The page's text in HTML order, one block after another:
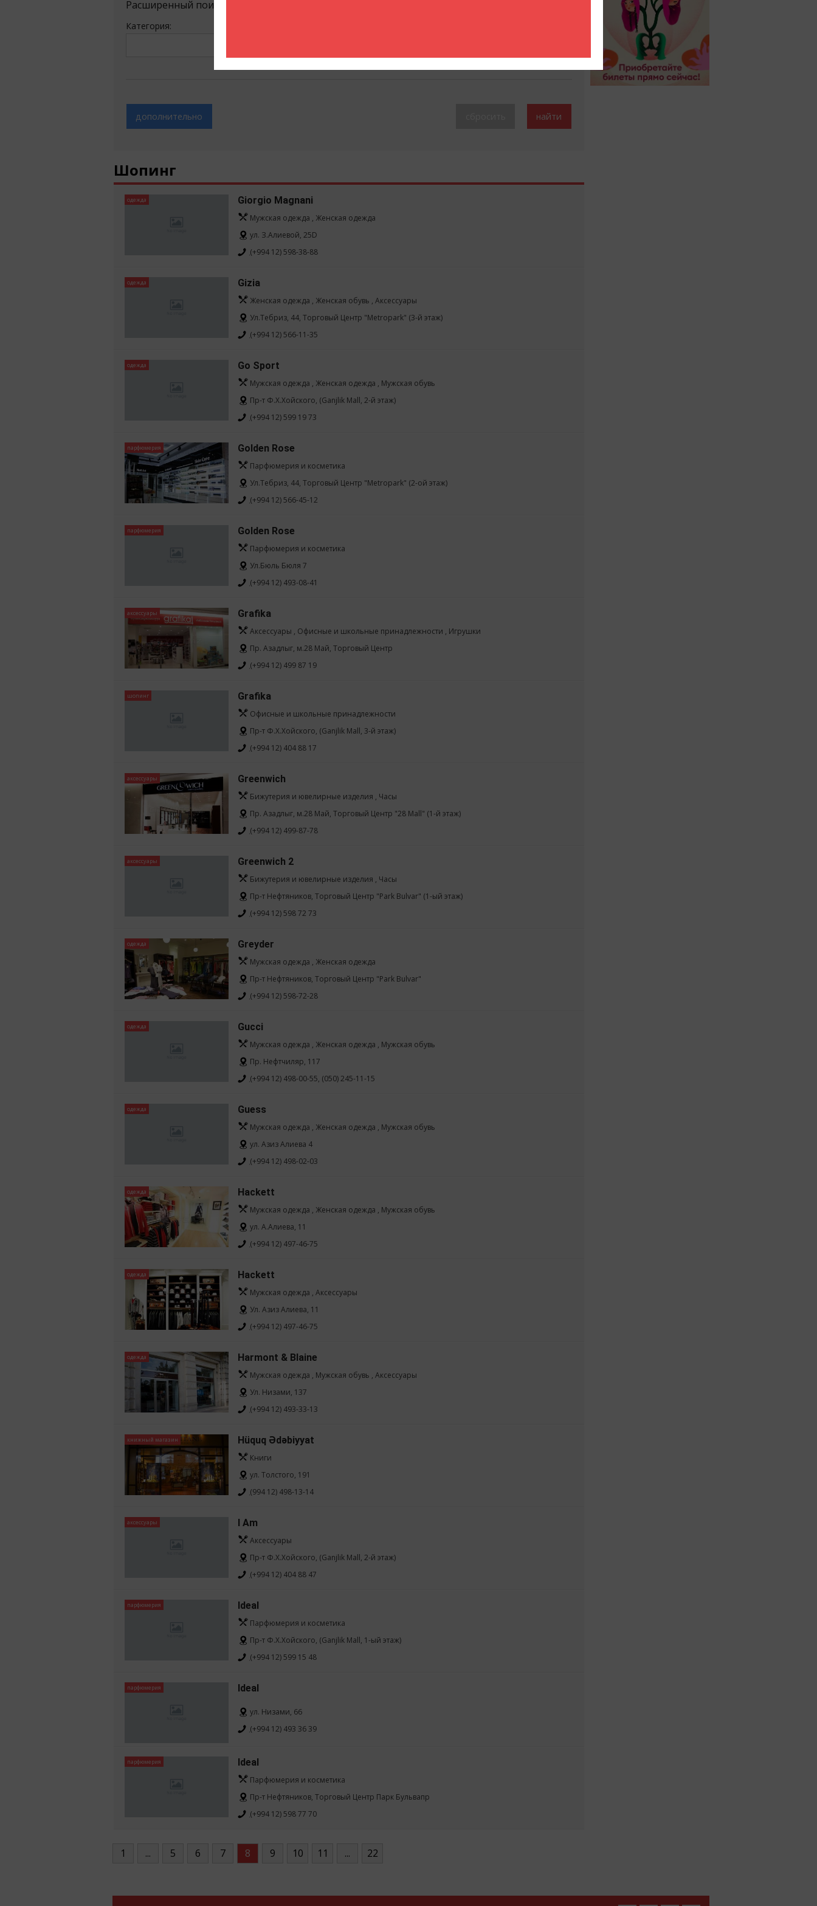
Расширенный поиск
Категория:
дополнительно
Шопинг
одежда Giorgio Magnani
Мужская одежда , Женская одежда
ул. З.Алиевой, 25D
(+994 12) 598-38-88
одежда Gizia
Женская одежда , Женская обувь , Аксессуары
Ул.Тебриз, 44, Торговый Центр "Metropark" (3-й этаж)
(+994 12) 566-11-35
одежда Go Sport
Мужская одежда , Женская одежда , Мужская обувь
Пр-т Ф.Х.Хойского, (Ganjlik Mall, 2-й этаж)
(+994 12) 599 19 73
парфюмерия Golden Rose
Парфюмерия и косметика
Ул.Тебриз, 44, Торговый Центр "Metropark" (2-ой этаж)
(+994 12) 566-45-12
парфюмерия Golden Rose
Парфюмерия и косметика
Ул.Бюль Бюля 7
(+994 12) 493-08-41
аксессуары Grafika
Аксессуары , Офисные и школьные принадлежности , Игрушки
Пр. Азадлыг, м.28 Май, Торговый Центр
(+994 12) 499 87 19
шопинг Grafika
Офисные и школьные принадлежности
Пр-т Ф.Х.Хойского, (Ganjlik Mall, 3-й этаж)
(+994 12) 404 88 17
аксессуары Greenwich
Бижутерия и ювелирные изделия , Часы
Пр. Азадлыг, м.28 Май, Торговый Центр "28 Mall" (1-й этаж)
(+994 12) 499-87-78
аксессуары Greenwich 2
Бижутерия и ювелирные изделия , Часы
Пр-т Нефтяников, Торговый Центр "Park Bulvar" (1-ый этаж)
(+994 12) 598 72 73
одежда Greyder
Мужская одежда , Женская одежда
Пр-т Нефтяников, Торговый Центр "Park Bulvar"
(+994 12) 598-72-28
одежда Gucci
Мужская одежда , Женская одежда , Мужская обувь
Пр. Нефтчиляр, 117
(+994 12) 498-00-55, (050) 245-11-15
одежда Guess
Мужская одежда , Женская одежда , Мужская обувь
ул. Азиз Алиева 4
(+994 12) 498-02-03
одежда Hackett
Мужская одежда , Женская одежда , Мужская обувь
yл. А.Алиева, 11
(+994 12) 497-46-75
одежда Hackett
Мужская одежда , Аксессуары
Ул. Азиз Алиева, 11
(+994 12) 497-46-75
одежда Harmont & Blaine
Мужская одежда , Мужская обувь , Аксессуары
Ул. Низами, 137
(+994 12) 493-33-13
книжный магазин Hüquq Ədəbiyyat
Книги
ул. Толстого, 191
(994 12) 498-13-14
аксессуары I Am
Аксессуары
Пр-т Ф.Х.Хойского, (Ganjlik Mall, 2-й этаж)
(+994 12) 404 88 47
парфюмерия Ideal
Парфюмерия и косметика
Пр-т Ф.Х.Хойского, (Ganjlik Mall, 1-ый этаж)
(+994 12) 599 15 48
парфюмерия Ideal
ул. Низами, 66
(+994 12) 493 36 39
парфюмерия Ideal
Парфюмерия и косметика
Пр-т Нефтяников, Торговый Центр Парк Бульвапр
(+994 12) 598 77 70
1 ... 5 6 7 8 9 10 11 ... 22